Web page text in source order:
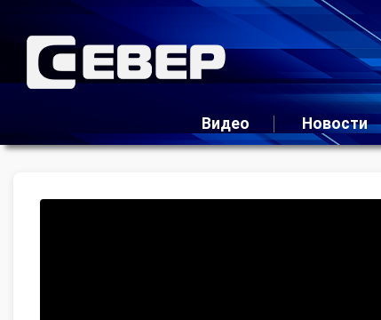
Видео Новости